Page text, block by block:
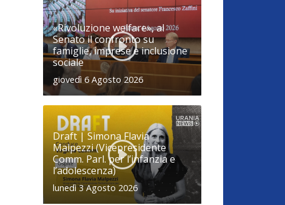
«Rivoluzione welfare», al
Senato il confronto su
famiglie, imprese e inclusione
sociale
giovedì 6 Agosto 2026
Draft | Simona Flavia
Malpezzi (Vicepresidente
Comm. Parl. per l’infanzia e
l’adolescenza)
lunedì 3 Agosto 2026